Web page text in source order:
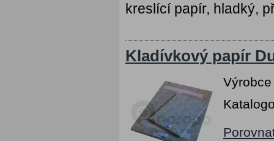
kreslící papír, hladký,
Kladívkový papír